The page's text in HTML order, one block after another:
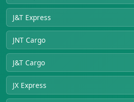
J&T Express
JNT Cargo
J&T Cargo
JX Express